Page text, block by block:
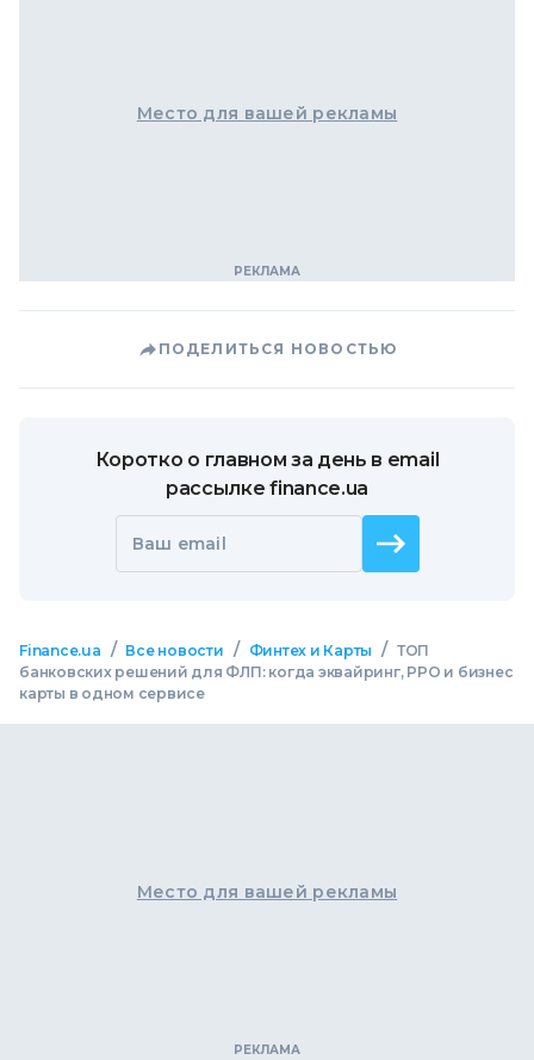
Место для вашей рекламы
ПОДЕЛИТЬСЯ НОВОСТЬЮ
Коротко о главном за день в email
рассылке finance.ua
Ваш email
Finance.ua / Все новости / Финтех и Карты / ТОП
банковских решений для ФЛП: когда эквайринг, РРО и бизнес
карты в одном сервисе
Место для вашей рекламы